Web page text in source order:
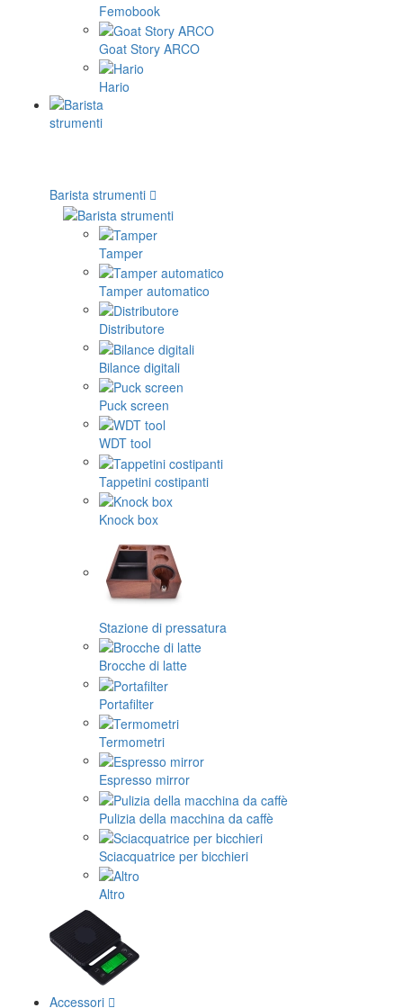
Femobook
Goat Story ARCO
Hario
Barista strumenti
Tamper
Tamper automatico
Distributore
Bilance digitali
Puck screen
WDT tool
Tappetini costipanti
Knock box
Stazione di pressatura
Brocche di latte
Portafilter
Termometri
Espresso mirror
Pulizia della macchina da caffè
Sciacquatrice per bicchieri
Altro
Accessori